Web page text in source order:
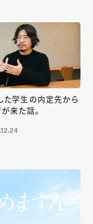
た学生の内定先から
来た話。